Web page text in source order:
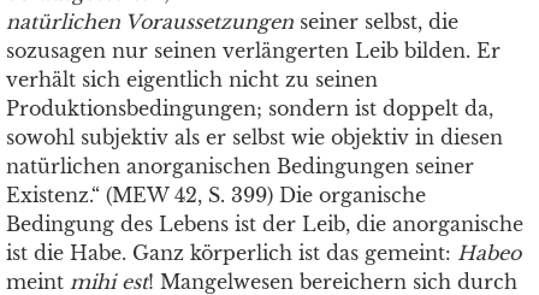
natürlichen Voraussetzungen seiner selbst, die
sozusagen nur seinen verlängerten Leib bilden. Er
verhält sich eigentlich nicht zu seinen
Produktionsbedingungen; sondern ist doppelt da,
sowohl subjektiv als er selbst wie objektiv in diesen
natürlichen anorganischen Bedingungen seiner
Existenz.“ (MEW 42, S. 399) Die organische
Bedingung des Lebens ist der Leib, die anorganische
ist die Habe. Ganz körperlich ist das gemeint: Habeo
meint mihi est! Mangelwesen bereichern sich durch